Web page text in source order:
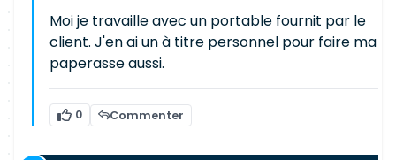
Moi je travaille avec un portable fournit par le
client. J'en ai un à titre personnel pour faire ma
paperasse aussi.
0 Commenter